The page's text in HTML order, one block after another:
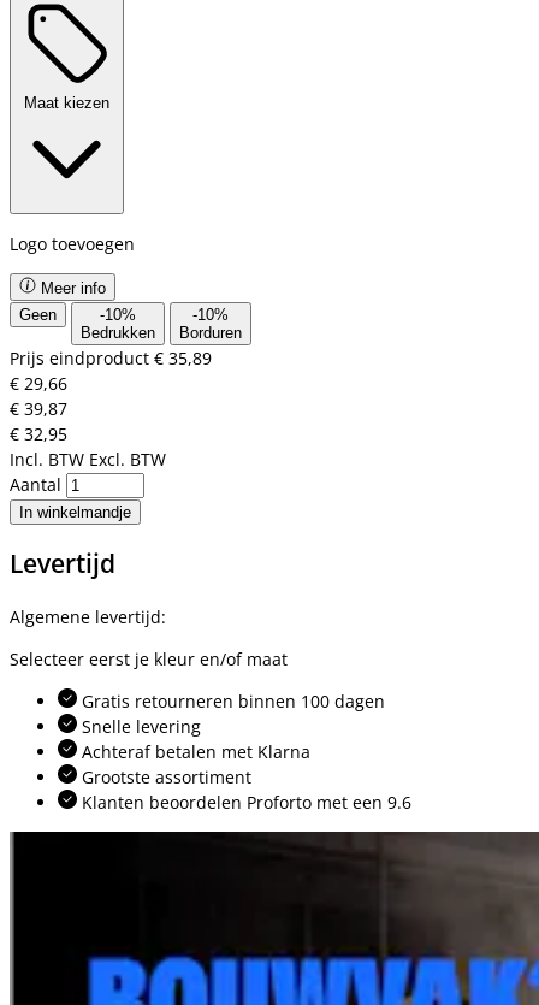
Maat kiezen
Logo toevoegen
Meer info
Geen
-10%
Bedrukken
-10%
Borduren
Prijs eindproduct € 35,89
€ 29,66
€ 39,87
€ 32,95
Incl. BTW Excl. BTW
Aantal
In winkelmandje
Levertijd
Algemene levertijd:
Selecteer eerst je kleur en/of maat
Gratis retourneren binnen 100 dagen
Snelle levering
Achteraf betalen met Klarna
Grootste assortiment
Klanten beoordelen Proforto met een 9.6